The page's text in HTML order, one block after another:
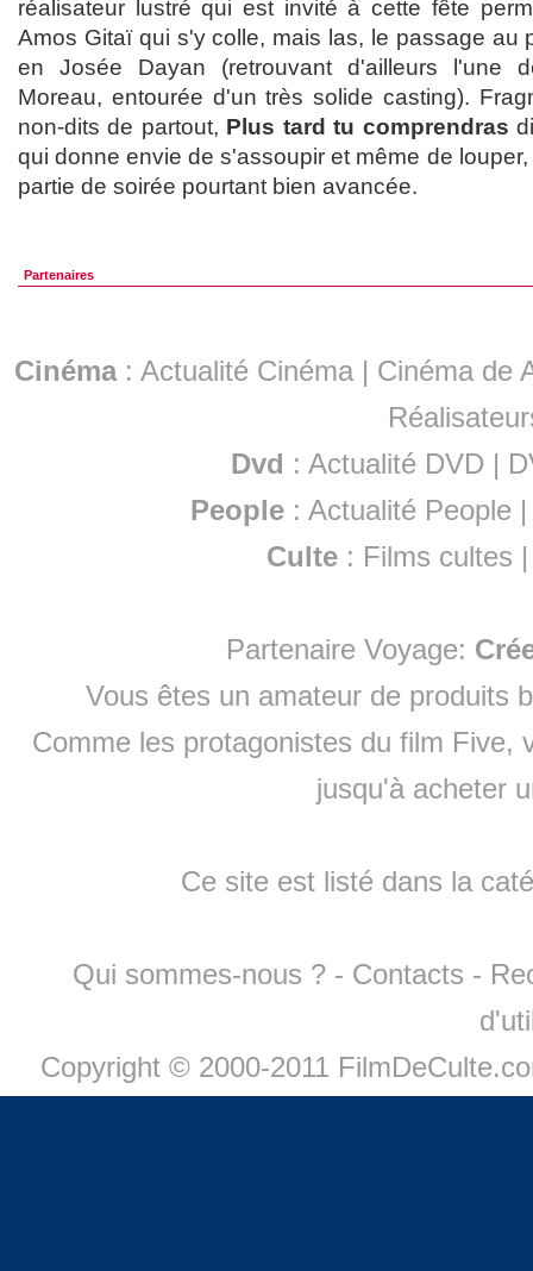
réalisateur lustré qui est invité à cette fête
Amos Gitaï qui s'y colle, mais las, le passage au
en Josée Dayan (retrouvant d'ailleurs l'une
Moreau, entourée d'un très solide casting).
non-dits de partout, Plus tard tu comprendras
qui donne envie de s'assoupir et même de
partie de soirée pourtant bien avancée.
Partenaires
Cinéma: Actualité Cinéma | Cinéma de
Dvd : Actualité DVD |
People :Actualité People
Culte : Films cultes
Partenaire Voyage:
Vous êtes un amateur de produits
Comme les protagonistes du film Five,
jusqu'à acheter
Ce site est listé dans la
Qui sommes-nous ? - Contacts -
Copyright © 2000-2011